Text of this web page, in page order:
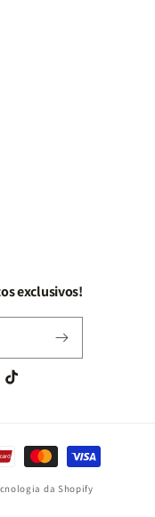
exclusivos!
TikTok
da Shopify